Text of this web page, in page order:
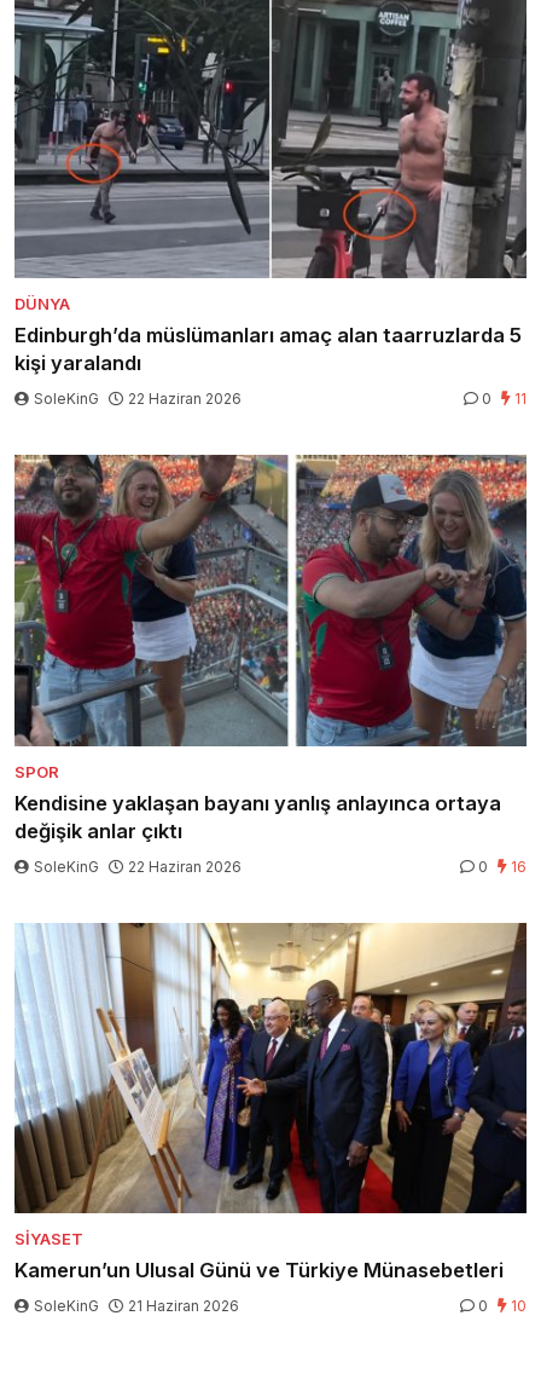
DÜNYA
Edinburgh’da müslümanları amaç alan taarruzlarda 5
kişi yaralandı
SoleKinG 22 Haziran 2026 0 11
SPOR
Kendisine yaklaşan bayanı yanlış anlayınca ortaya
değişik anlar çıktı
SoleKinG 22 Haziran 2026 0 16
SIYASET
Kamerun’un Ulusal Günü ve Türkiye Münasebetleri
SoleKinG 21 Haziran 2026 0 10